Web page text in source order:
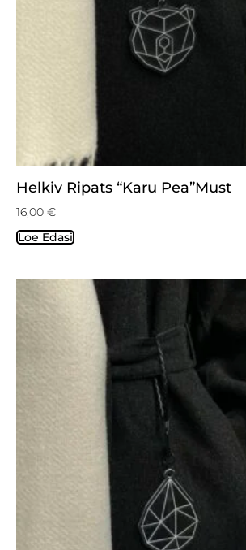
Helkiv Ripats “Karu Pea”must
16,00 €
Loe Edasi